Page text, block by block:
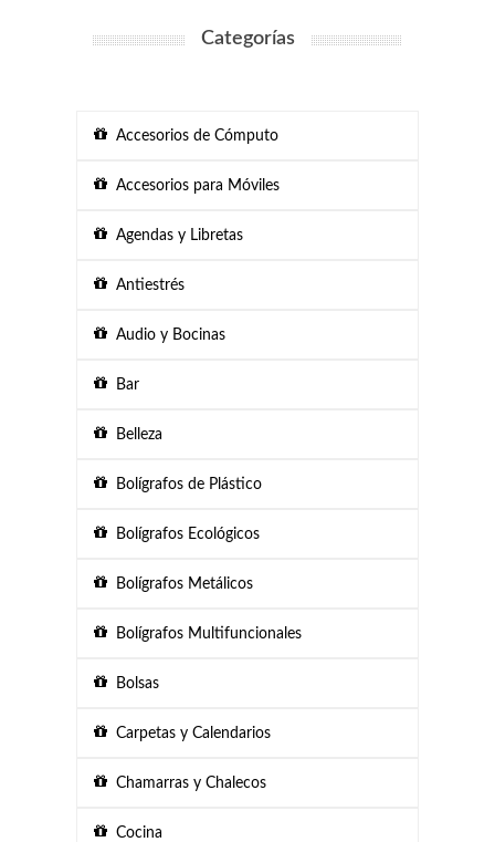
Categorías
Accesorios de Cómputo
Accesorios para Móviles
Agendas y Libretas
Antiestrés
Audio y Bocinas
Bar
Belleza
Bolígrafos de Plástico
Bolígrafos Ecológicos
Bolígrafos Metálicos
Bolígrafos Multifuncionales
Bolsas
Carpetas y Calendarios
Chamarras y Chalecos
Cocina